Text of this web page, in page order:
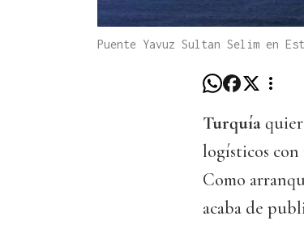
Puente Yavuz Sultan Selim en
Turquía
logísticos con
Como
acaba de